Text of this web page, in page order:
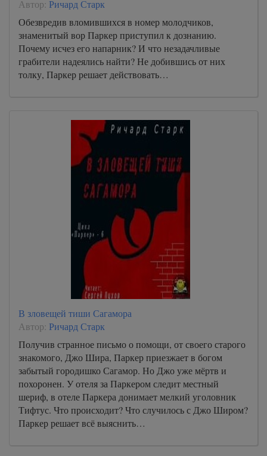
Автор: Ричард Старк
Обезвредив вломившихся в номер молодчиков,
знаменитый вор Паркер приступил к дознанию.
Почему исчез его напарник? И что незадачливые
грабители надеялись найти? Не добившись от них
толку, Паркер решает действовать…
В зловещей тиши Сагамора
Автор: Ричард Старк
Получив странное письмо о помощи, от своего старого
знакомого, Джо Шира, Паркер приезжает в богом
забытый городишко Сагамор. Но Джо уже мёртв и
похоронен. У отеля за Паркером следит местный
шериф, в отеле Паркера донимает мелкий уголовник
Тифтус. Что происходит? Что случилось с Джо Широм?
Паркер решает всё выяснить…